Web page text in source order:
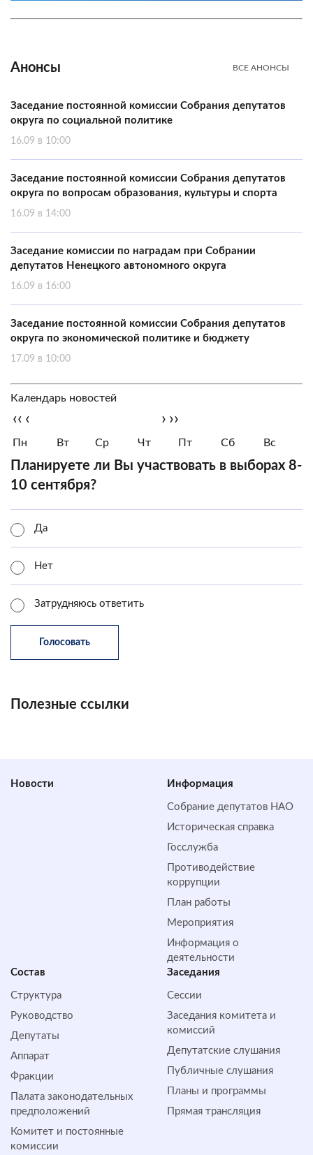
Анонсы ВСЕ АНОНСЫ
Заседание постоянной комиссии Собрания депутатов
округа по социальной политике
16.09 в 10:00
Заседание постоянной комиссии Собрания депутатов
округа по вопросам образования, культуры и спорта
16.09 в 14:00
Заседание комиссии по наградам при Собрании
депутатов Ненецкого автономного округа
16.09 в 16:00
Заседание постоянной комиссии Собрания депутатов
округа по экономической политике и бюджету
17.09 в 10:00
Календарь новостей
‹‹ ‹ › ››
Пн Вт Ср Чт Пт Сб Вс
Планируете ли Вы участвовать в выборах 8-
10 сентября?
Да
Нет
Затрудняюсь ответить
Полезные ссылки
Новости Информация
Собрание депутатов НАО
Историческая справка
Госслужба
Противодействие
коррупции
План работы
Мероприятия
Информация о
деятельности
Состав
Структура
Руководство
Депутаты
Аппарат
Фракции
Палата законодательных
предположений
Комитет и постоянные
комиссии
Заседания
Сессии
Заседания комитета и
комиссий
Депутатские слушания
Публичные слушания
Планы и программы
Прямая трансляция